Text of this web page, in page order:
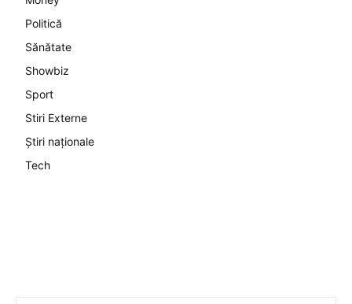
Politică
Sănătate
Showbiz
Sport
Stiri Externe
Știri naționale
Tech